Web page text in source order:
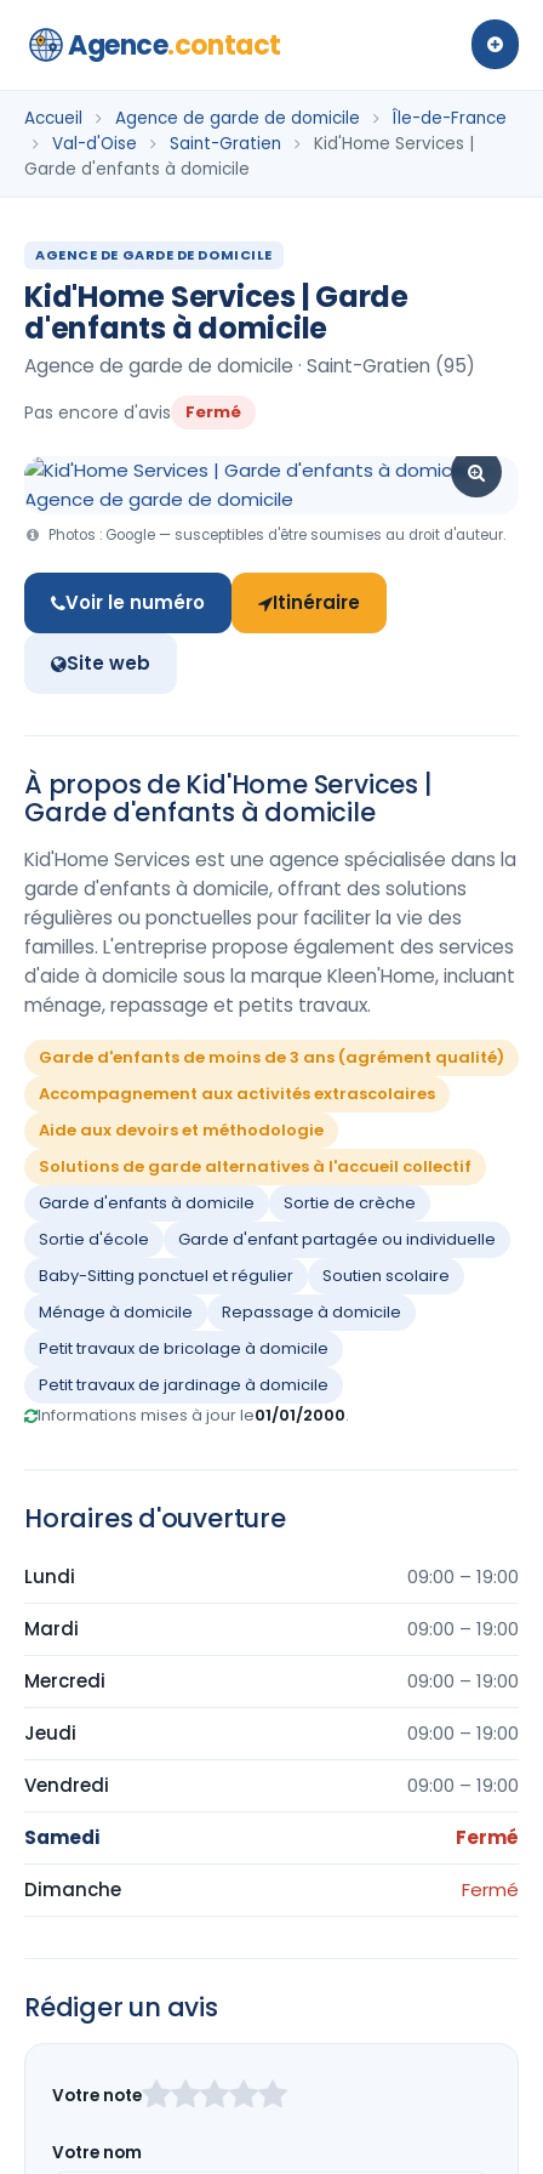
Agence.contact
Accueil Agence de garde de domicile
Île-de-France
Val-d'Oise
Saint-Gratien
Kid'Home Services |
Garde d'enfants à domicile
AGENCE DE GARDE DE DOMICILE
Kid'Home Services | Garde
d'enfants à domicile
Agence de garde de domicile · Saint-Gratien (95)
Pas encore d'avis Fermé
Photos : Google — susceptibles d'être soumises au droit d'auteur.
Voir le numéro Itinéraire
Site web
À propos de Kid'Home Services |
Garde d'enfants à domicile
Kid'Home Services est une agence spécialisée dans la
garde d'enfants à domicile, offrant des solutions
régulières ou ponctuelles pour faciliter la vie des
familles. L'entreprise propose également des services
d'aide à domicile sous la marque Kleen'Home, incluant
ménage, repassage et petits travaux.
Garde d'enfants de moins de 3 ans (agrément qualité)
Accompagnement aux activités extrascolaires
Aide aux devoirs et méthodologie
Solutions de garde alternatives à l'accueil collectif
Garde d'enfants à domicile
Sortie de crèche
Sortie d'école
Garde d'enfant partagée ou individuelle
Baby-Sitting ponctuel et régulier
Soutien scolaire
Ménage à domicile
Repassage à domicile
Petit travaux de bricolage à domicile
Petit travaux de jardinage à domicile
Informations mises à jour le01/01/2000.
Horaires d'ouverture
Lundi 09:00 – 19:00
Mardi 09:00 – 19:00
Mercredi 09:00 – 19:00
Jeudi 09:00 – 19:00
Vendredi 09:00 – 19:00
Samedi Fermé
Dimanche Fermé
Rédiger un avis
ce
vide
Votre note
Votre nom